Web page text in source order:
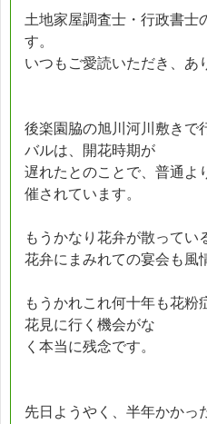
土地家屋調査士・行政書士
す。
いつもご愛読いただき、あ
後楽園脇の旭川河川敷きで
バルは、開花時期が
遅れたとのことで、普通よ
催されています。
もうかなり花弁が散ってい
花弁にまみれての宴会も風
もうかれこれ何十年も花粉
花見に行く機会がな
く本当に残念です。
先日ようやく、半年かかっ